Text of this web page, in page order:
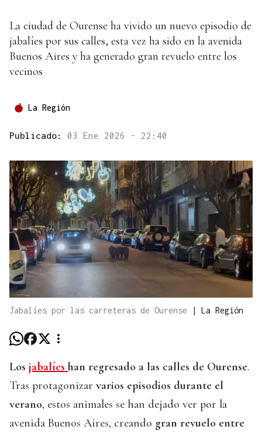
La ciudad de Ourense ha vivido un nuevo episodio de
jabalíes por sus calles, esta vez ha sido en la avenida
Buenos Aires y ha generado gran revuelo entre los
vecinos
La Región
Publicado: 03 Ene 2026 - 22:40
Jabalíes por las carreteras de Ourense | La Región
Los jabalíes han regresado a las calles de Ourense.
Tras protagonizar varios episodios durante el
verano, estos animales se han dejado ver por la
avenida Buenos Aires, creando gran revuelo entre